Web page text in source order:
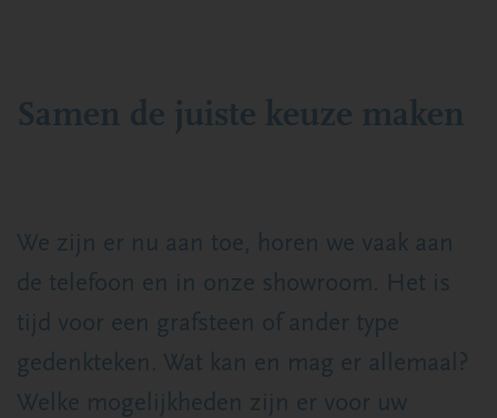
Samen de juiste keuze maken
We zijn er nu aan toe, horen we vaak aan
de telefoon en in onze showroom. Het is
tijd voor een grafsteen of ander type
gedenkteken. Wat kan en mag er allemaal?
Welke mogelijkheden zijn er voor uw